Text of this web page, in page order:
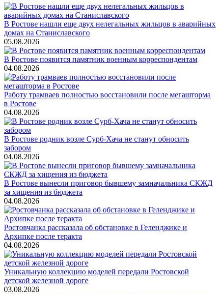
В Ростове нашли еще двух нелегальных жильцов в аварийных
домах на Станиславского
05.08.2026
В Ростове появится памятник военным корреспондентам
04.08.2026
Работу трамваев полностью восстановили после мегашторма
в Ростове
04.08.2026
В Ростове родник возле Сурб-Хача не станут обносить
забором
04.08.2026
В Ростове вынесли приговор бывшему замначальника СКЖД
за хищения из бюджета
04.08.2026
Ростовчанка рассказала об обстановке в Геленджике и
Архипке после теракта
04.08.2026
Уникальную коллекцию моделей передали Ростовской
детской железной дороге
03.08.2026